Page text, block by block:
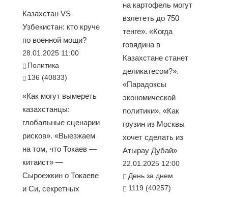
Казахстан VS
Узбекистан: кто круче
по военной мощи?
28.01.2025 11:00
Политика
136 (40833)
«Как могут вымереть
казахстанцы:
глобальные сценарии
рисков». «Выезжаем
на том, что Токаев —
китаист» —
Сыроежкин о Токаеве
и Си, секретных
на картофель могут
взлететь до 750
тенге». «Когда
говядина в
Казахстане станет
деликатесом?».
«Парадоксы
экономической
политики». «Как
грузин из Москвы
хочет сделать из
Атырау Дубай»
22.01.2025 12:00
День за днем
1119 (40257)